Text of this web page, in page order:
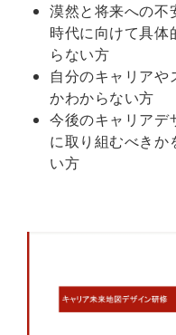
漠然と将来への不
時代に向けて具体
らない方
自分のキャリア
かわからない方
今後のキャリアデ
に取り組むべきか
い方